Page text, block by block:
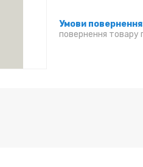
повернення товару